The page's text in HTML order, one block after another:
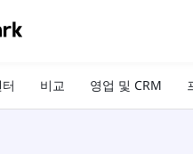
비교 영업 및 CRM